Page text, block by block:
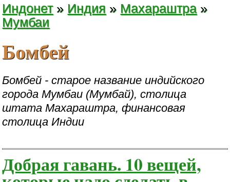
Индонет» Индия » Махараштра »
Мумбаи
Бомбей
Бомбей - старое название индийского
города Мумбаи (Мумбай), столица
штата Махараштра, финансовая
столица Индии
Добрая гавань. 10 вещей,